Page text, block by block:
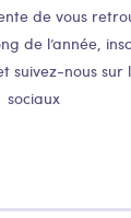
de vous
de l’année,
suivez-nous sur
sociaux